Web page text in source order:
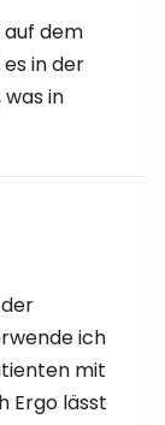
auf dem
in der
in
ich
mit
Ergo lässt